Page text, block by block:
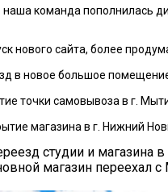
наша команда пополнилась
нового сайта, более
в новое большое
точки самовывоза в г.
магазина в г. Нижний
студии и магазина
магазин переехал